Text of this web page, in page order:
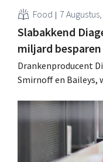
Food 7
Slabakkend
miljard besparen
Drankenproducent
Smirnoff en Baileys,
andere Guiness en